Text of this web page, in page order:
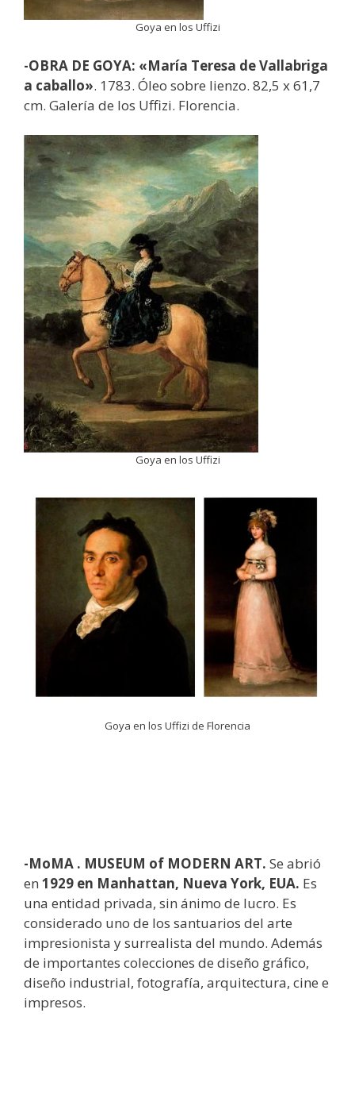
Goya en los Uffizi
-OBRA DE GOYA: «María Teresa de Vallabriga
a caballo». 1783. Óleo sobre lienzo. 82,5 x 61,7
cm. Galería de los Uffizi. Florencia.
Goya en los Uffizi
Goya en los Uffizi de Florencia
-MoMA . MUSEUM of MODERN ART. Se abrió
en 1929 en Manhattan, Nueva York, EUA. Es
una entidad privada, sin ánimo de lucro. Es
considerado uno de los santuarios del arte
impresionista y surrealista del mundo. Además
de importantes colecciones de diseño gráfico,
diseño industrial, fotografía, arquitectura, cine e
impresos.